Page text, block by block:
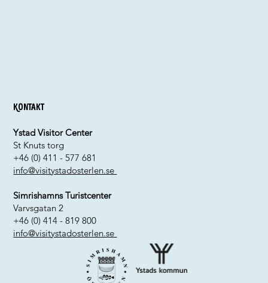
Kontakt
Ystad Visitor Center
St Knuts torg
+46 (0) 411 - 577 681
info@visitystadosterlen.se
Simrishamns Turistcenter
Varvsgatan 2
+46 (0) 414 - 819 800
info@visitystadosterlen.se